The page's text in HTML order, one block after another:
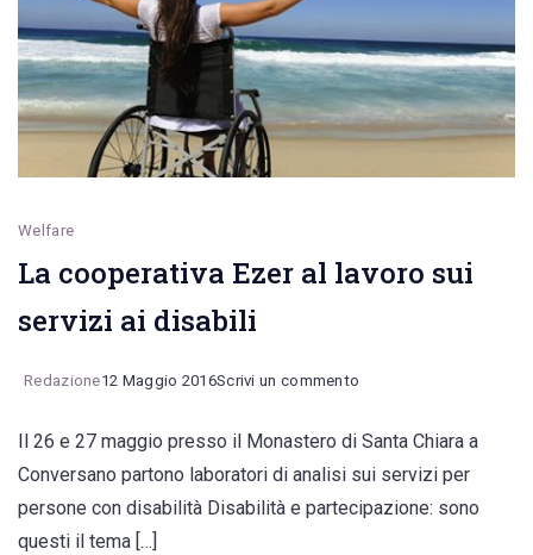
con
la
sedia
Welfare
La cooperativa Ezer al lavoro sui
servizi ai disabili
Redazione12 Maggio 2016Scrivi un commento
cooperativa
Ezer
al
Il 26 e 27 maggio presso il Monastero di Santa Chiara a
Conversano partono laboratori di analisi sui servizi per
persone con disabilità Disabilità e partecipazione: sono
questi il tema […]